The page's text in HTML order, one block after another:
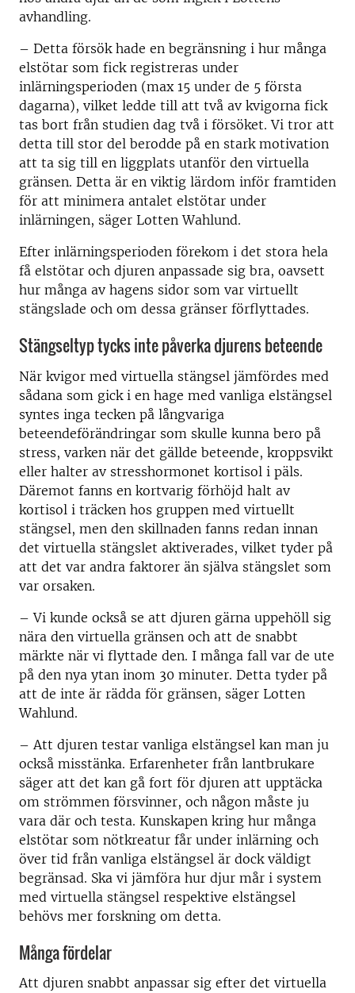
avhandling.
– Detta försök hade en begränsning i hur många
elstötar som fick registreras under
inlärningsperioden (max 15 under de 5 första
dagarna), vilket ledde till att två av kvigorna fick
tas bort från studien dag två i försöket. Vi tror att
detta till stor del berodde på en stark motivation
att ta sig till en liggplats utanför den virtuella
gränsen. Detta är en viktig lärdom inför framtiden
för att minimera antalet elstötar under
inlärningen, säger Lotten Wahlund.
Efter inlärningsperioden förekom i det stora hela
få elstötar och djuren anpassade sig bra, oavsett
hur många av hagens sidor som var virtuellt
stängslade och om dessa gränser förflyttades.
Stängseltyp tycks inte påverka djurens beteende
När kvigor med virtuella stängsel jämfördes med
sådana som gick i en hage med vanliga elstängsel
syntes inga tecken på långvariga
beteendeförändringar som skulle kunna bero på
stress, varken när det gällde beteende, kroppsvikt
eller halter av stresshormonet kortisol i päls.
Däremot fanns en kortvarig förhöjd halt av
kortisol i träcken hos gruppen med virtuellt
stängsel, men den skillnaden fanns redan innan
det virtuella stängslet aktiverades, vilket tyder på
att det var andra faktorer än själva stängslet som
var orsaken.
– Vi kunde också se att djuren gärna uppehöll sig
nära den virtuella gränsen och att de snabbt
märkte när vi flyttade den. I många fall var de ute
på den nya ytan inom 30 minuter. Detta tyder på
att de inte är rädda för gränsen, säger Lotten
Wahlund.
– Att djuren testar vanliga elstängsel kan man ju
också misstänka. Erfarenheter från lantbrukare
säger att det kan gå fort för djuren att upptäcka
om strömmen försvinner, och någon måste ju
vara där och testa. Kunskapen kring hur många
elstötar som nötkreatur får under inlärning och
över tid från vanliga elstängsel är dock väldigt
begränsad. Ska vi jämföra hur djur mår i system
med virtuella stängsel respektive elstängsel
behövs mer forskning om detta.
Många fördelar
Att djuren snabbt anpassar sig efter det virtuella